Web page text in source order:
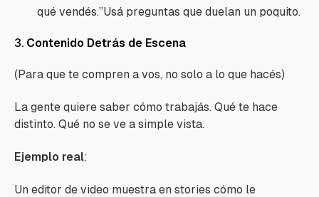
qué vendés.”Usá preguntas que duelan un poquito.
3. Contenido Detrás de Escena
(Para que te compren a vos, no solo a lo que hacés)
La gente quiere saber cómo trabajás. Qué te hace
distinto. Qué no se ve a simple vista.
Ejemplo real:
Un editor de video muestra en stories cómo le